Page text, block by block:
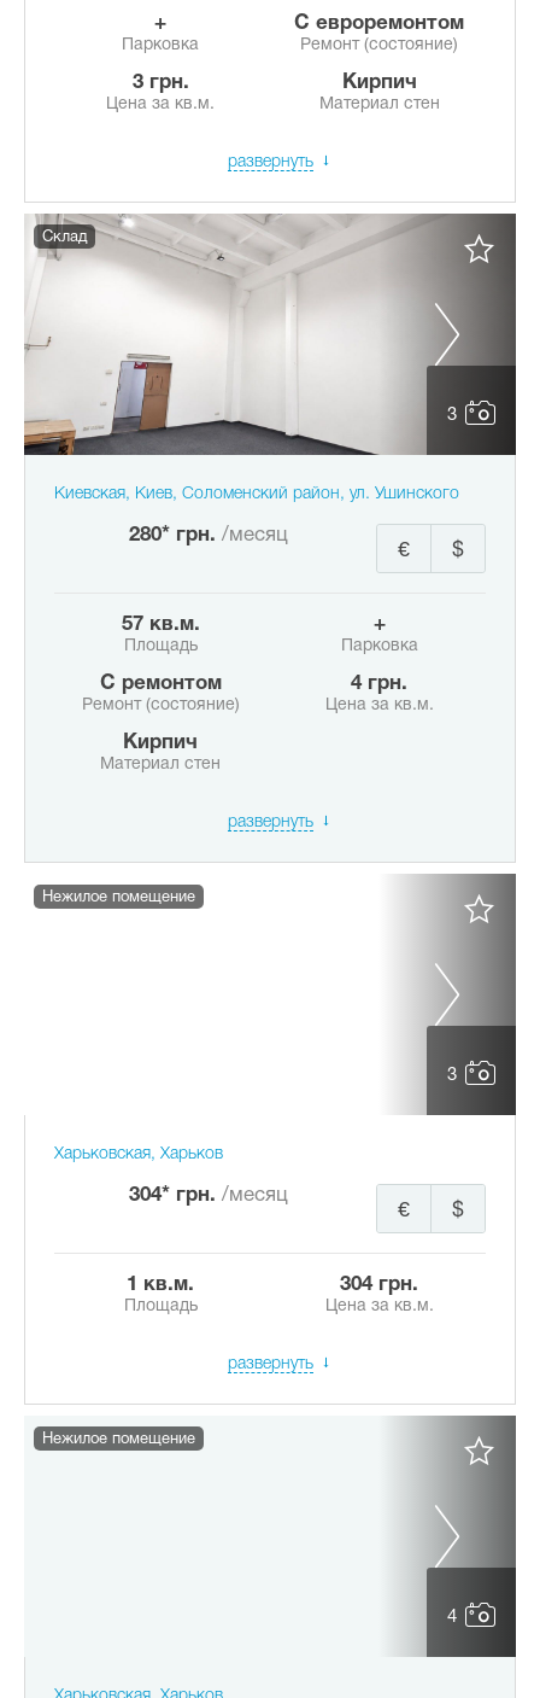
+
Парковка
с евроремонтом
Ремонт (состояние)
3 грн.
Цена за кв.м.
Кирпич
Материал стен
развернуть
3
Склад
Киевская, Киев, Соломенский район, ул. Ушинского
280* грн. /месяц
$
€
57 кв.м.
Площадь
+
Парковка
с ремонтом
Ремонт (состояние)
4 грн.
Цена за кв.м.
Кирпич
Материал стен
развернуть
3
Нежилое помещение
Харьковская, Харьков
304* грн. /месяц
$
€
1 кв.м.
Площадь
304 грн.
Цена за кв.м.
развернуть
4
Нежилое помещение